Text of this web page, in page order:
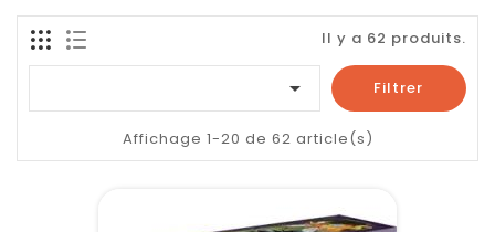
Il y a 62 produits.
 Filtrer
Affichage 1-20 de 62 article(s)